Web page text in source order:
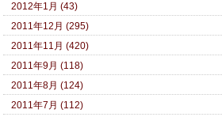
2012年1月 (43)
2011年12月 (295)
2011年11月 (420)
2011年9月 (118)
2011年8月 (124)
2011年7月 (112)